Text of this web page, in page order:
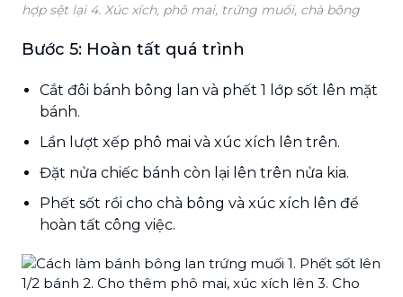
hợp sệt lại 4. Xúc xích, phô mai, trứng muối, chà bông
Bước 5: Hoàn tất quá trình
Cắt đôi bánh bông lan và phết 1 lớp sốt lên mặt
bánh.
Lần lượt xếp phô mai và xúc xích lên trên.
Đặt nửa chiếc bánh còn lại lên trên nửa kia.
Phết sốt rồi cho chà bông và xúc xích lên để
hoàn tất công việc.